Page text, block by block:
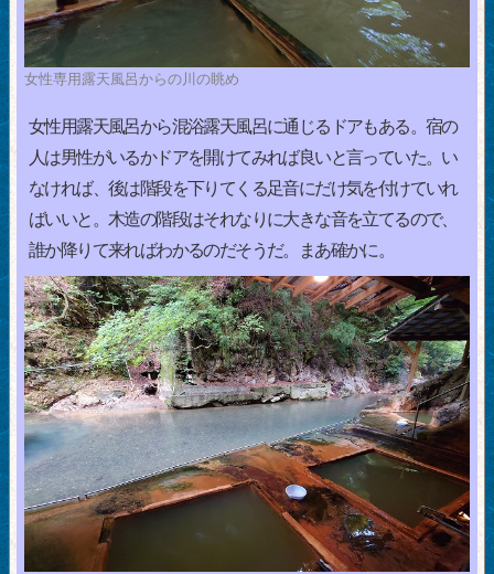
女性専用露天風呂からの川の眺め
女性用露天風呂から混浴露天風呂に通じるドアもある。宿の
人は男性がいるかドアを開けてみれば良いと言っていた。い
なければ、後は階段を下りてくる足音にだけ気を付けていれ
ばいいと。木造の階段はそれなりに大きな音を立てるので、
誰か降りて来ればわかるのだそうだ。まあ確かに。